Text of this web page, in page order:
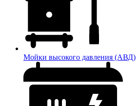
Мойки высокого давления (АВД)